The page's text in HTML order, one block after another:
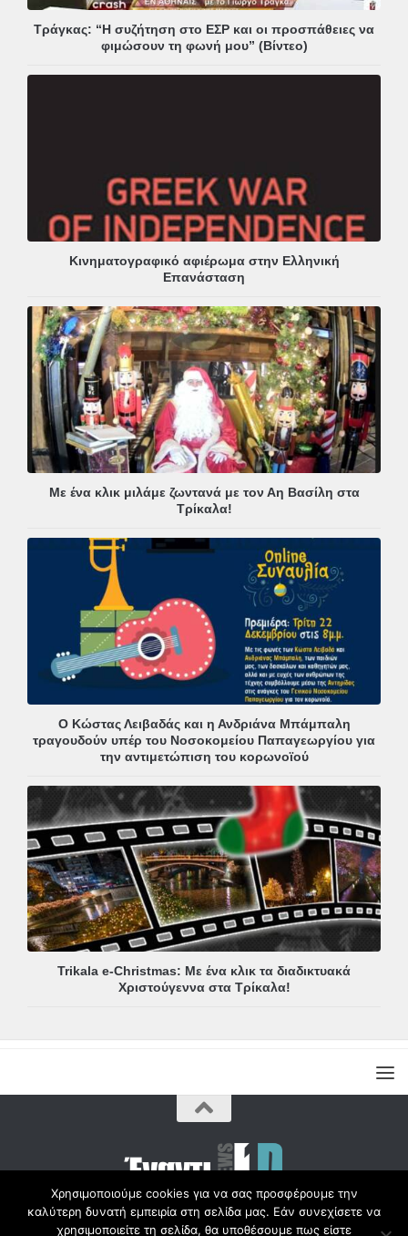
Τράγκας: “Η συζήτηση στο ΕΣΡ και οι προσπάθειες να
φιμώσουν τη φωνή μου” (Βίντεο)
Κινηματογραφικό αφιέρωμα στην Ελληνική
Επανάσταση
Με ένα κλικ μιλάμε ζωντανά με τον Αη Βασίλη στα
Τρίκαλα!
Ο Κώστας Λειβαδάς και η Ανδριάνα Μπάμπαλη
τραγουδούν υπέρ του Νοσοκομείου Παπαγεωργίου για
την αντιμετώπιση του κορωνοϊού
Trikala e-Christmas: Με ένα κλικ τα διαδικτυακά
Χριστούγεννα στα Τρίκαλα!
Copyright © Radio1d.gr 2012-2017 |
Χρησιμοποιούμε cookies για να σας προσφέρουμε την
καλύτερη δυνατή εμπειρία στη σελίδα μας. Εάν συνεχίσετε να
χρησιμοποιείτε τη σελίδα, θα υποθέσουμε πως είστε